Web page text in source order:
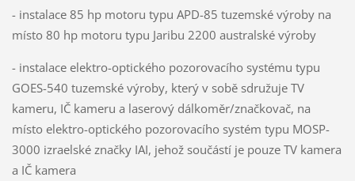
- instalace 85 hp motoru typu APD-85 tuzemské výroby na
místo 80 hp motoru typu Jaribu 2200 australské výroby
- instalace elektro-optického pozorovacího systému typu
GOES-540 tuzemské výroby, který v sobě sdružuje TV
kameru, IČ kameru a laserový dálkoměr/značkovač, na
místo elektro-optického pozorovacího systém typu MOSP-
3000 izraelské značky IAI, jehož součástí je pouze TV kamera
a IČ kamera